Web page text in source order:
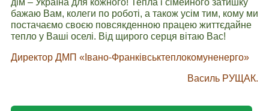
дім – Україна для кожного! Тепла і сімейного затишку
бажаю Вам, колеги по роботі, а також усім тим, кому ми
постачаємо своєю повсякденною працею життєдайне
тепло у Ваші оселі. Від щирого серця вітаю Вас!
Директор ДМП «Івано-Франківськтеплокомуненерго»
Василь РУЩАК.